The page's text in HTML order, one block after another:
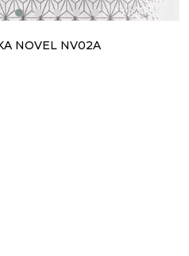
NOVEL NV02A